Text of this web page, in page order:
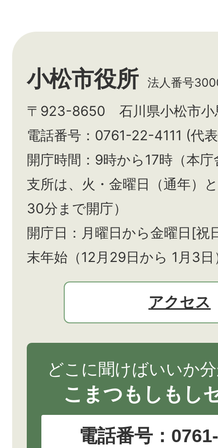
小松市役所 法人番号
〒923-8650 石川県小松市小
電話番号：0761-22-4111 (代
開庁時間：9時から17時（本
支所は、火・金曜日（通年）と
30分まで開庁）
開庁日：月曜日から金曜日[祝
末年始（12月29日から 1月3
アクセス
どこに聞けばいいか
こまつもしもし
電話番号：